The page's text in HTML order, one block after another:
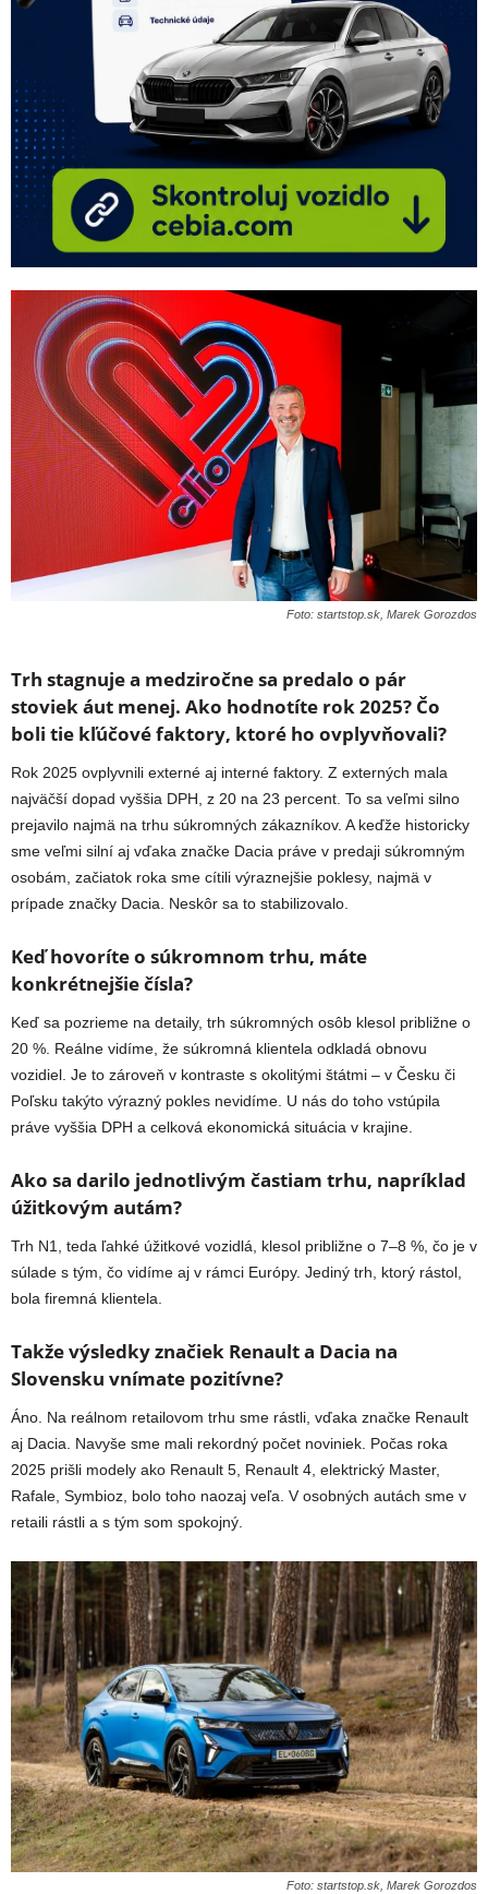
Foto: startstop.sk, Marek Gorozdos
Trh stagnuje a medziročne sa predalo o pár
stoviek áut menej. Ako hodnotíte rok 2025? Čo
boli tie kľúčové faktory, ktoré ho ovplyvňovali?
Rok 2025 ovplyvnili externé aj interné faktory. Z externých mala
najväčší dopad vyššia DPH, z 20 na 23 percent. To sa veľmi silno
prejavilo najmä na trhu súkromných zákazníkov. A keďže historicky
sme veľmi silní aj vďaka značke Dacia práve v predaji súkromným
osobám, začiatok roka sme cítili výraznejšie poklesy, najmä v
prípade značky Dacia. Neskôr sa to stabilizovalo.
Keď hovoríte o súkromnom trhu, máte
konkrétnejšie čísla?
Keď sa pozrieme na detaily, trh súkromných osôb klesol približne o
20 %. Reálne vidíme, že súkromná klientela odkladá obnovu
vozidiel. Je to zároveň v kontraste s okolitými štátmi – v Česku či
Poľsku takýto výrazný pokles nevidíme. U nás do toho vstúpila
práve vyššia DPH a celková ekonomická situácia v krajine.
Ako sa darilo jednotlivým častiam trhu, napríklad
úžitkovým autám?
Trh N1, teda ľahké úžitkové vozidlá, klesol približne o 7–8 %, čo je v
súlade s tým, čo vidíme aj v rámci Európy. Jediný trh, ktorý rástol,
bola firemná klientela.
Takže výsledky značiek Renault a Dacia na
Slovensku vnímate pozitívne?
Áno. Na reálnom retailovom trhu sme rástli, vďaka značke Renault
aj Dacia. Navyše sme mali rekordný počet noviniek. Počas roka
2025 prišli modely ako Renault 5, Renault 4, elektrický Master,
Rafale, Symbioz, bolo toho naozaj veľa. V osobných autách sme v
retaili rástli a s tým som spokojný.
Foto: startstop.sk, Marek Gorozdos